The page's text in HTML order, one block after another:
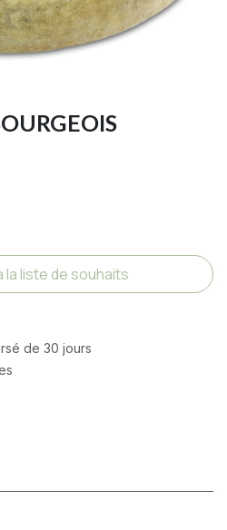
la liste de souhaits
de 30 jours